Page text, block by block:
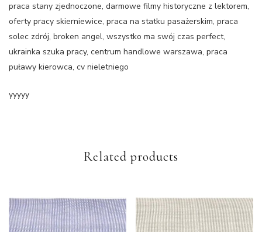
praca stany zjednoczone, darmowe filmy historyczne z lektorem,
oferty pracy skierniewice, praca na statku pasażerskim, praca
solec zdrój, broken angel, wszystko ma swój czas perfect,
ukrainka szuka pracy, centrum handlowe warszawa, praca
puławy kierowca, cv nieletniego
yyyyy
Related products